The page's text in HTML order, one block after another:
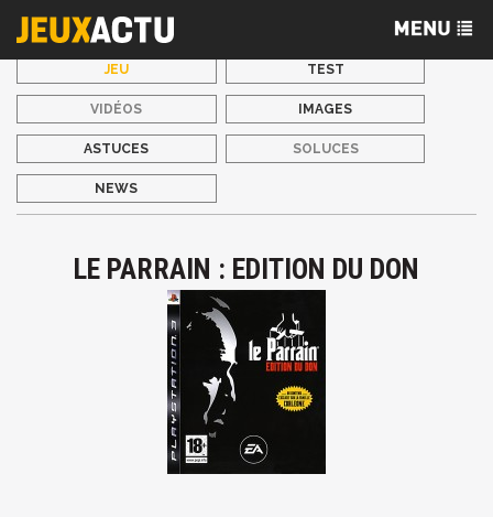
JEU TEST
VIDÉOS IMAGES
ASTUCES SOLUCES
NEWS
LE PARRAIN : EDITION DU DON